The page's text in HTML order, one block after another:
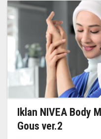
Iklan NIVEA Body
Gous ver.2